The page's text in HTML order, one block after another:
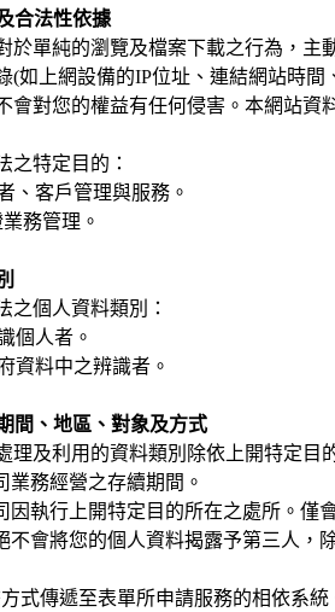
合法性依據
於單純的瀏覽及檔案下載之行為，
(如上網設備的IP位址、連結網站時
會對您的權益有任何侵害。本網站資
之特定目的：
、客戶管理與服務。
務管理。
之個人資料類別：
個人者。
資料中之辨識者。
間、地區、對象及方式
理及利用的資料類別除依上開特定目
業務經營之存續期間。
因執行上開特定目的所在之處所。僅
不會將您的個人資料揭露予第三人，
式傳遞至表單所申請服務的相依系統